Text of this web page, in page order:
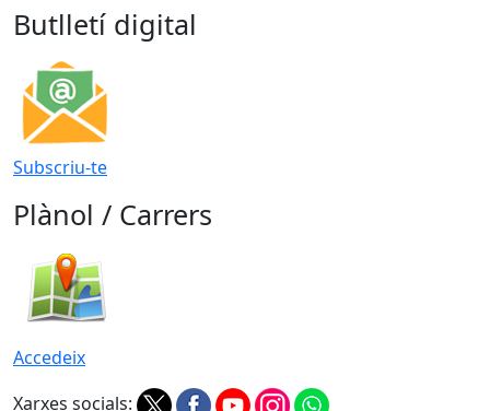
Butlletí digital
Subscriu-te
Plànol / Carrers
Accedeix
Xarxes socials: